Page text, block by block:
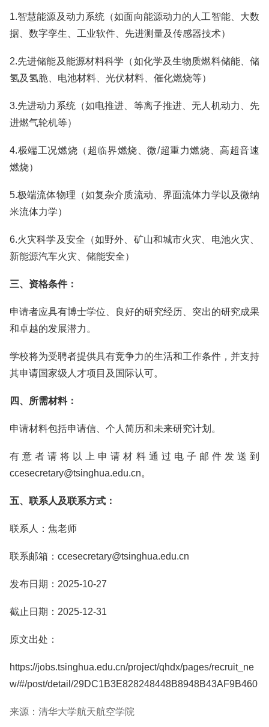
1.智慧能源及动力系统（如面向能源动力的人工智能、大数
据、数字孪生、工业软件、先进测量及传感器技术）
2.先进储能及能源材料科学（如化学及生物质燃料储能、储
氢及氢脆、电池材料、光伏材料、催化燃烧等）
3.先进动力系统（如电推进、等离子推进、无人机动力、先
进燃气轮机等）
4.极端工况燃烧（超临界燃烧、微/超重力燃烧、高超音速
燃烧）
5.极端流体物理（如复杂介质流动、界面流体力学以及微纳
米流体力学）
6.火灾科学及安全（如野外、矿山和城市火灾、电池火灾、
新能源汽车火灾、储能安全）
三、资格条件：
申请者应具有博士学位、良好的研究经历、突出的研究成果
和卓越的发展潜力。
学校将为受聘者提供具有竞争力的生活和工作条件，并支持
其申请国家级人才项目及国际认可。
四、所需材料：
申请材料包括申请信、个人简历和未来研究计划。
有意者请将以上申请材料通过电子邮件发送到
ccesecretary@tsinghua.edu.cn。
五、联系人及联系方式：
联系人：焦老师
联系邮箱：ccesecretary@tsinghua.edu.cn
发布日期：2025-10-27
截止日期：2025-12-31
原文出处：
https://jobs.tsinghua.edu.cn/project/qhdx/pages/recruit_ne
w/#/post/detail/29DC1B3E828248448B8948B43AF9B460
来源：清华大学航天航空学院